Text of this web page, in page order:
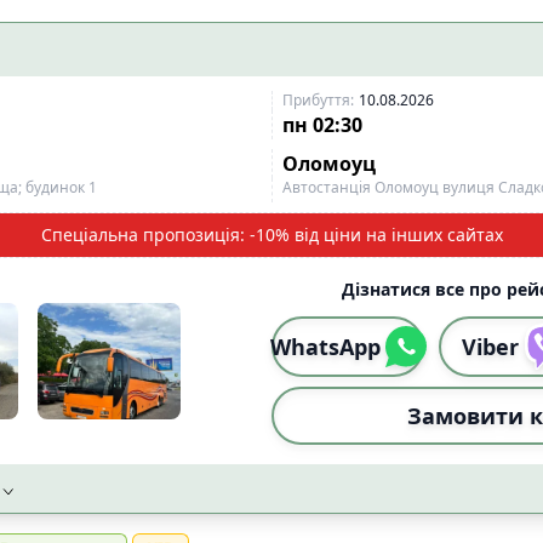
сидіння 4
6
екран
📡Wi-Fi із стабільним
візка
візка 7
Прибуття: 10.08.2026
пн 02:30
Оломоуц
будинок 1 Автостанція Оломоуц вулиця
Спеціальна пропозиція: -10% від ціни на інших сайтах
Дізнатися все про
WhatsApp Viber
Замовити